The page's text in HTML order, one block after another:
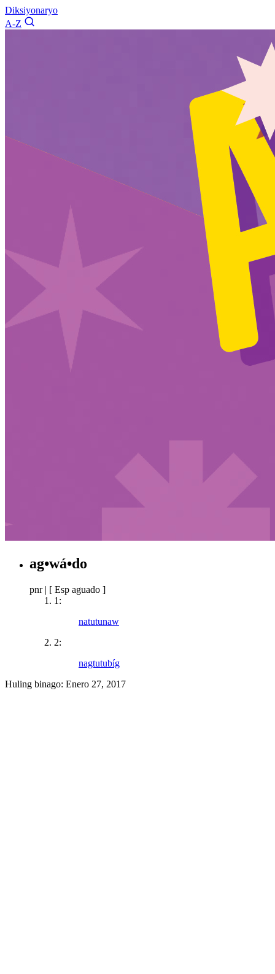
Diksiyonaryo
A-Z
ag•wá•do
pnr | [ Esp aguado ]
1:
natutunaw
2:
nagtutubíg
Huling binago: Enero 27, 2017